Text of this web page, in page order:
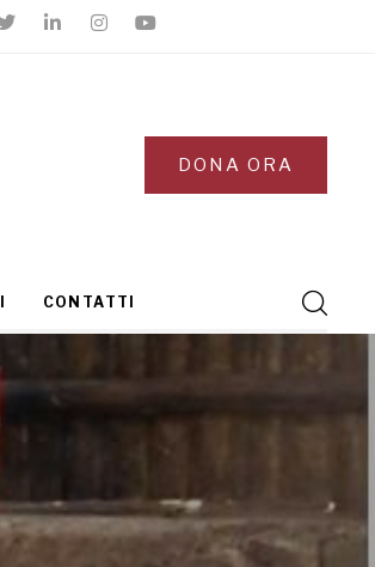
DONA ORA
CONTATTI